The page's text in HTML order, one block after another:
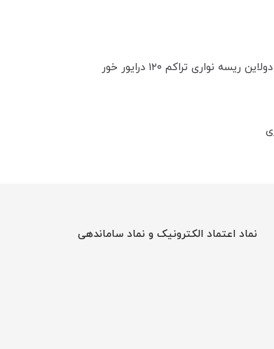
قیمت لاین نوری کنافی کد ۲۱ با عرض برش ۳ سانت و رویه ۴ سانت که قیمت پروفیل آن متری ۹۰ هزار تومن می باشد در صورتی که دو‌لاین ریسه نواری تراکم ۱۲۰ درایور خور
نماد اعتماد الکترونیک و نماد ساماندهی